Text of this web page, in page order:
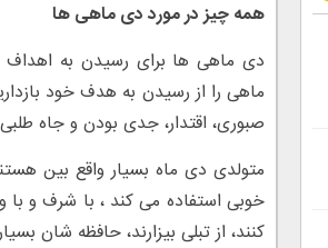
همه چیز در مورد دی ماهی ها
دی ماهی ها برای رسیدن به
ماهی را از رسیدن به هدف خود
صبوری، اقتدار، جدی بودن و جاه
متولدی دی ماه بسیار واقع بین
خوبی استفاده می کند ، با ‌شرف و
کنند، از تبلی بیزارند، حافظه شان